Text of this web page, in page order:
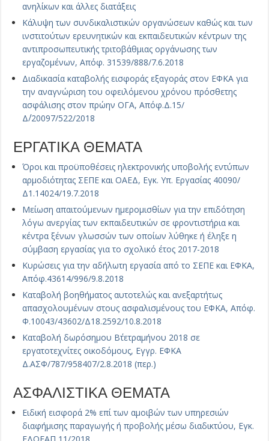
ανηλίκων και άλλες διατάξεις
Κάλυψη των συνδικαλιστικών οργανώσεων καθώς και των
ινστιτούτων ερευνητικών και εκπαιδευτικών κέντρων της
αντιπροσωπευτικής τριτοβάθμιας οργάνωσης των
εργαζομένων, Απόφ. 31539/888/7.6.2018
Διαδικασία καταβολής εισφοράς εξαγοράς στον ΕΦΚΑ για
την αναγνώριση του οφειλόμενου χρόνου πρόσθετης
ασφάλισης στον πρώην ΟΓΑ, Απόφ.Δ.15/
Δ΄/20097/522/2018
ΕΡΓΑΤΙΚΑ ΘΕΜΑΤΑ
Όροι και προϋποθέσεις ηλεκτρονικής υποβολής εντύπων
αρμοδιότητας ΣΕΠΕ και ΟΑΕΔ, Εγκ. Υπ. Εργασίας 40090/
Δ1.14024/19.7.2018
Μείωση απαιτούμενων ημερομισθίων για την επιδότηση
λόγω ανεργίας των εκπαιδευτικών σε φροντιστήρια και
κέντρα ξένων γλωσσών των οποίων λύθηκε ή έληξε η
σύμβαση εργασίας για το σχολικό έτος 2017-2018
Κυρώσεις για την αδήλωτη εργασία από το ΣΕΠΕ και ΕΦΚΑ,
Απόφ.43614/996/9.8.2018
Καταβολή βοηθήματος αυτοτελώς και ανεξαρτήτως
απασχολουμένων στους ασφαλισμένους του ΕΦΚΑ, Απόφ.
Φ.10043/43602/Δ18.2592/10.8.2018
Καταβολή δωρόσημου Β΄τετραμήνου 2018 σε
εργατοτεχνίτες οικοδόμους, Εγγρ. ΕΦΚΑ
Δ.ΑΣΦ/787/958407/2.8.2018 (περ.)
ΑΣΦΑΛΙΣΤΙΚΑ ΘΕΜΑΤΑ
Ειδική εισφορά 2% επί των αμοιβών των υπηρεσιών
διαφήμισης παραγωγής ή προβολής μέσω διαδικτύου, Εγκ.